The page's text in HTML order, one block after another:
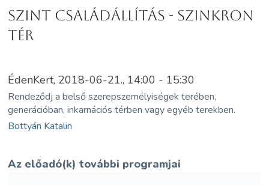
SzInT Családállítás - Szinkron
Tér
ÉdenKert, 2018-06-21., 14:00 - 15:30
Rendeződj a belső szerepszemélyiségek terében,
generációban, inkarnációs térben vagy egyéb terekben.
Bottyán Katalin
Az előadó(k) további programjai